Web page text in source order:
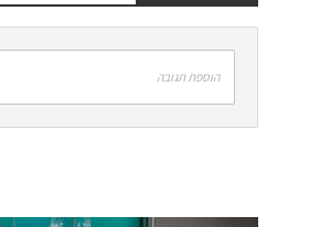
הוספת תגובה